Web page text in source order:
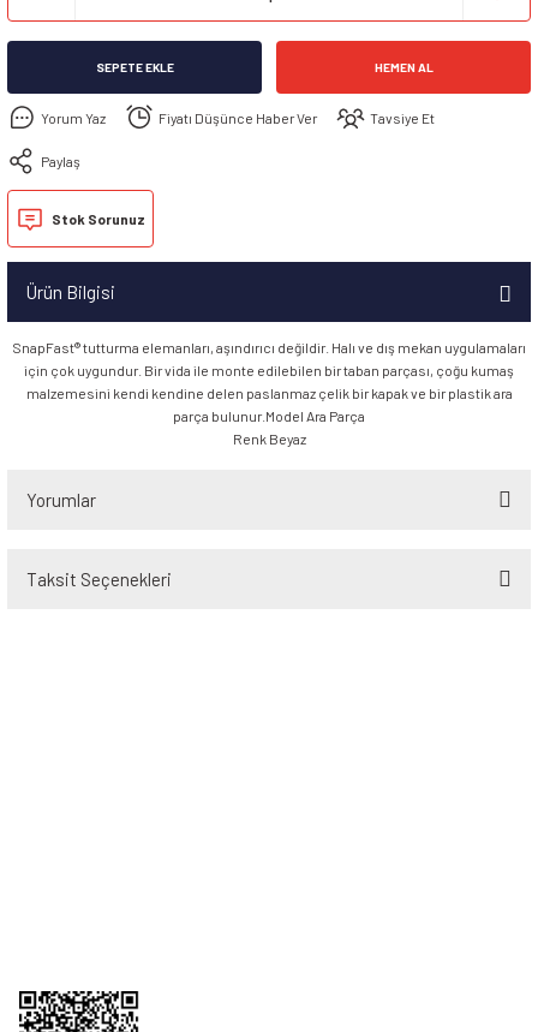
SEPETE EKLE HEMEN AL
Yorum Yaz Fiyatı Düşünce Haber Ver Tavsiye Et
Paylaş
Stok Sorunuz
Ürün Bilgisi
SnapFast® tutturma elemanları, aşındırıcı değildir. Halı ve dış mekan uygulamaları
için çok uygundur. Bir vida ile monte edilebilen bir taban parçası, çoğu kumaş
malzemesini kendi kendine delen paslanmaz çelik bir kapak ve bir plastik ara
parça bulunur.Model Ara Parça
Renk Beyaz
Yorumlar
Taksit Seçenekleri